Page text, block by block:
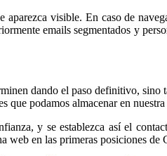
visible. En caso de
emails segmentados y
dando el paso definitivo, sino
podamos almacenar en nuestra
y se establezca así el
web en las primeras posiciones de